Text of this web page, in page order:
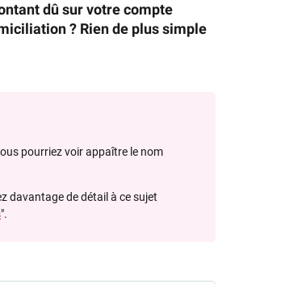
dû sur votre compte
? Rien de plus simple
pourriez voir appaître le nom
davantage de détail à ce sujet
".